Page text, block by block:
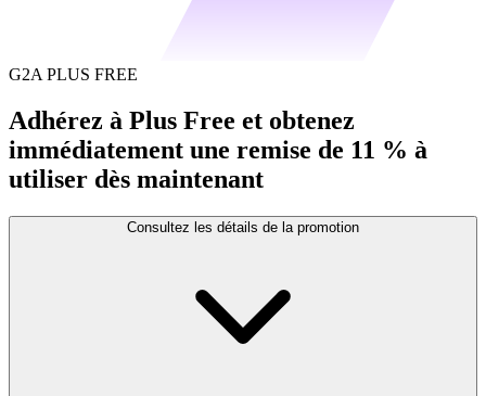
G2A PLUS FREE
Adhérez à Plus Free et obtenez
immédiatement une remise de 11 % à
utiliser dès maintenant
Consultez les détails de la promotion